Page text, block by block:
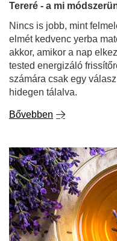
Tereré - a mi
Nincs is jobb, mint
elmét kedvenc yerba
akkor, amikor a nap
tested energizáló
számára csak egy
hidegen tálalva.
Bővebben